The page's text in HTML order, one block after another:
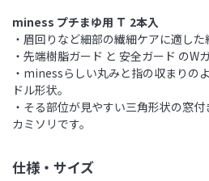
miness プチまゆ用 Ｔ 2本入
・眉回りなど細部の繊細ケアに適し
・先端樹脂ガード と 安全ガード のW
・minessらしい丸みと指の収まりの
ドル形状。
・そる部位が見やすい三角形状の窓
カミソリです。
仕様・サイズ